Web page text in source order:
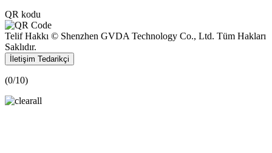
QR kodu
Telif Hakkı © Shenzhen GVDA Technology Co., Ltd. Tüm Hakları
Saklıdır.
İletişim Tedarikçi
(0/10)